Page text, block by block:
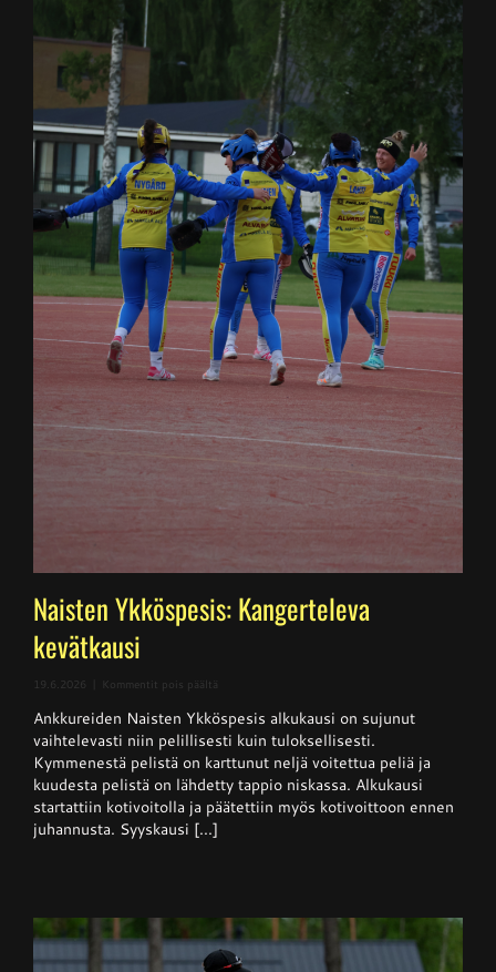
Naisten Ykköspesis: Kangerteleva
kevätkausi
19.6.2026 Kommentit pois päältä
Ykköspesis:
Kangerteleva
kevätkausi
Ankkureiden Naisten Ykköspesis alkukausi on sujunut
vaihtelevasti niin pelillisesti kuin tuloksellisesti.
Kymmenestä pelistä on karttunut neljä voitettua peliä ja
kuudesta pelistä on lähdetty tappio niskassa. Alkukausi
startattiin kotivoitolla ja päätettiin myös kotivoittoon ennen
juhannusta. Syyskausi [...]